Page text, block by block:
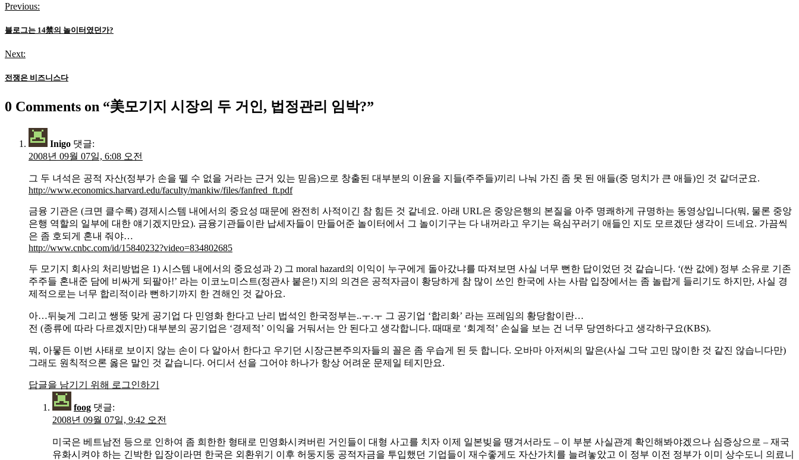
글
탐
색
Previous:
블로그는 14禁의 놀이터였던가?
Next:
전쟁은 비즈니스다
0 Comments on “美모기지 시장의 두 거인, 법정관리 임박?”
Inigo 댓글:
2008년 09월 07일, 6:08 오전
그 두 녀석은 공적 자산(정부가 손을 뗄 수 없을 거라는 근거 있는 믿음)으로 창출된 대부분의 이윤을 지들(주주들)끼리 나눠 가진 좀 못 된 애들(중 덩치가 큰 애들)인 것 같더군요.
http://www.economics.harvard.edu/faculty/mankiw/files/fanfred_ft.pdf
금융 기관은 (크면 클수록) 경제시스템 내에서의 중요성 때문에 완전히 사적이긴 참 힘든 것 같네요. 아래 URL은 중앙은행의 본질을 아주 명쾌하게 규명하는 동영상입니다(뭐, 물론 중앙
은행 역할의 일부에 대한 얘기겠지만요). 금융기관들이란 납세자들이 만들어준 놀이터에서 그 놀이기구는 다 내꺼라고 우기는 욕심꾸러기 애들인 지도 모르겠단 생각이 드네요. 가끔씩
은 좀 호되게 혼내 줘야…
http://www.cnbc.com/id/15840232?video=834802685
두 모기지 회사의 처리방법은 1) 시스템 내에서의 중요성과 2) 그 moral hazard의 이익이 누구에게 돌아갔냐를 따져보면 사실 너무 뻔한 답이었던 것 같습니다. ‘(싼 값에) 정부 소유로 기존
주주들 혼내준 담에 비싸게 되팔아!’ 라는 이코노미스트(정관사 붙은!) 지의 의견은 공적자금이 황당하게 참 많이 쓰인 한국에 사는 사람 입장에서는 좀 놀랍게 들리기도 하지만, 사실 경
제적으로는 너무 합리적이라 뻔하기까지 한 견해인 것 같아요.
아…뒤늦게 그리고 쌩뚱 맞게 공기업 다 민영화 한다고 난리 법석인 한국정부는..ㅜ.ㅜ 그 공기업 ‘합리화’ 라는 프레임의 황당함이란…
전 (종류에 따라 다르겠지만) 대부분의 공기업은 ‘경제적’ 이익을 거둬서는 안 된다고 생각합니다. 때때로 ‘회계적’ 손실을 보는 건 너무 당연하다고 생각하구요(KBS).
뭐, 아뭏든 이번 사태로 보이지 않는 손이 다 알아서 한다고 우기던 시장근본주의자들의 꼴은 좀 우습게 된 듯 합니다. 오바마 아저씨의 말은(사실 그닥 고민 많이한 것 같진 않습니다만)
그래도 원칙적으론 옳은 말인 것 같습니다. 어디서 선을 그어야 하나가 항상 어려운 문제일 테지만요.
답글을 남기기 위해 로그인하기
foog 댓글:
2008년 09월 07일, 9:42 오전
미국은 베트남전 등으로 인하여 좀 희한한 형태로 민영화시켜버린 거인들이 대형 사고를 치자 이제 일본빚을 땡겨서라도 – 이 부분 사실관계 확인해봐야겠으나 심증상으로 – 재국
유화시켜야 하는 긴박한 입장이라면 한국은 외환위기 이후 허둥지둥 공적자금을 투입했던 기업들이 재수좋게도 자산가치를 늘려놓았고 이 정부 이전 정부가 이미 상수도니 의료니